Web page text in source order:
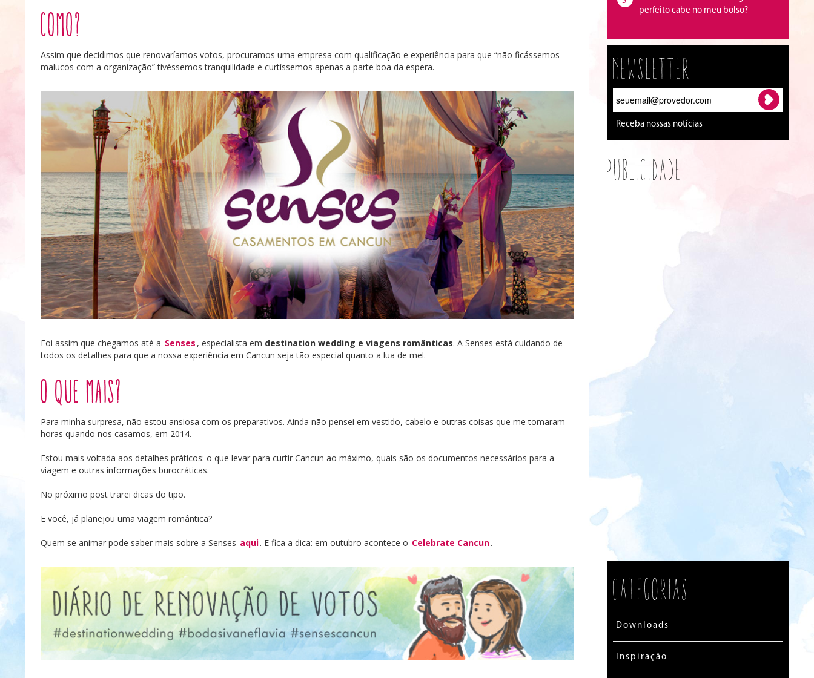
Como?
Assim que decidimos que renovaríamos votos, procuramos uma empresa com qualificação e experiência para que “não ficássemos
malucos com a organização” tivéssemos tranquilidade e curtíssemos apenas a parte boa da espera.
Foi assim que chegamos até a Senses , especialista em destination wedding e viagens românticas. A Senses está cuidando de
todos os detalhes para que a nossa experiência em Cancun seja tão especial quanto a lua de mel.
O que mais?
Para minha surpresa, não estou ansiosa com os preparativos. Ainda não pensei em vestido, cabelo e outras coisas que me tomaram
horas quando nos casamos, em 2014.
Estou mais voltada aos detalhes práticos: o que levar para curtir Cancun ao máximo, quais são os documentos necessários para a
viagem e outras informações burocráticas.
No próximo post trarei dicas do tipo.
E você, já planejou uma viagem romântica?
Quem se animar pode saber mais sobre a Senses aqui. E fica a dica: em outubro acontece o Celebrate Cancun.
perfeito cabe no meu bolso?
Newsletter
Receba nossas notícias
Publicidade
Categorias
Downloads
Inspiração